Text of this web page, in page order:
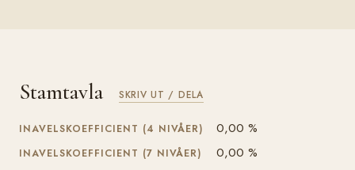
Stamtavla SKRIV UT / DELA
INAVELSKOEFFICIENT (4 NIVÅER) 0,00 %
INAVELSKOEFFICIENT (7 NIVÅER) 0,00 %